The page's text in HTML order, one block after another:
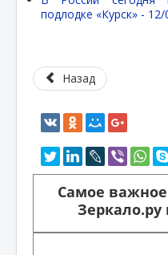
подлодке «Курск» - 12/
Назад
Самое
Зеркало.ру